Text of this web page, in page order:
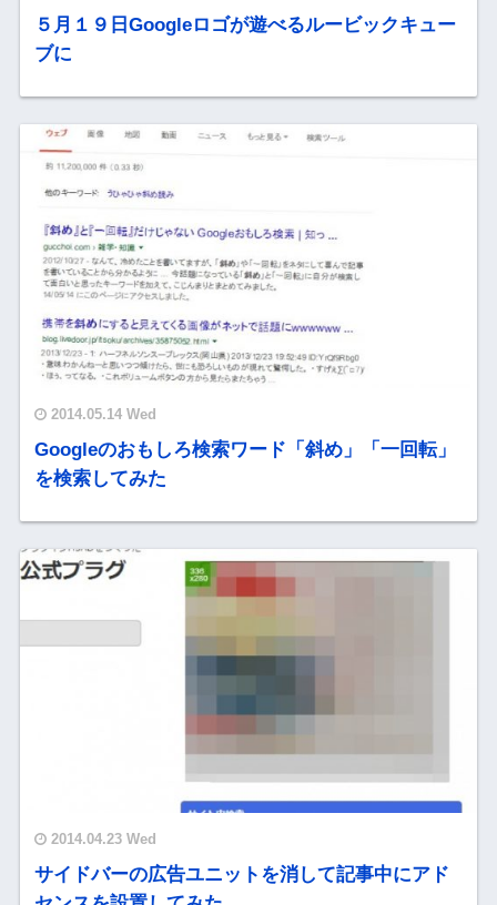
５月１９日Googleロゴが遊べるルービックキュー
ブに
2014.05.14 Wed
Googleのおもしろ検索ワード「斜め」「一回転」
を検索してみた
2014.04.23 Wed
サイドバーの広告ユニットを消して記事中にアド